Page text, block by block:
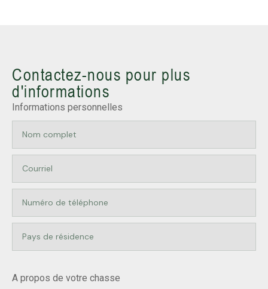
Contactez-nous pour plus
d'informations
Informations personnelles
A propos de votre chasse